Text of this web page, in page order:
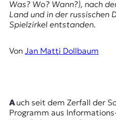
D
E
K
E
Was? Wo? Wann?), nach
Land und in der russischen
Spielzirkel entstanden.
Von Jan Matti Dollbaum
Auch seit dem Zerfall der Sowjetunion ist das
Programm aus